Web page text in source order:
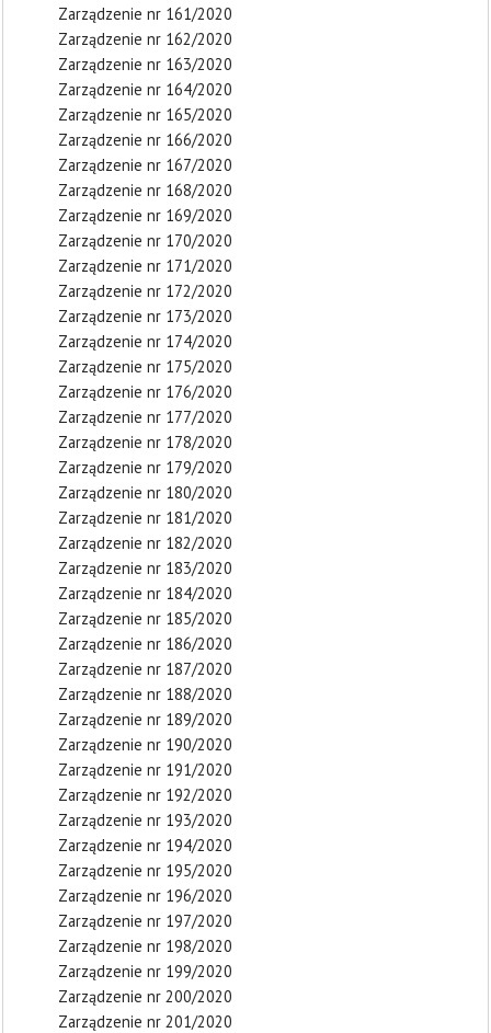
Zarządzenie nr 161/2020
Zarządzenie nr 162/2020
Zarządzenie nr 163/2020
Zarządzenie nr 164/2020
Zarządzenie nr 165/2020
Zarządzenie nr 166/2020
Zarządzenie nr 167/2020
Zarządzenie nr 168/2020
Zarządzenie nr 169/2020
Zarządzenie nr 170/2020
Zarządzenie nr 171/2020
Zarządzenie nr 172/2020
Zarządzenie nr 173/2020
Zarządzenie nr 174/2020
Zarządzenie nr 175/2020
Zarządzenie nr 176/2020
Zarządzenie nr 177/2020
Zarządzenie nr 178/2020
Zarządzenie nr 179/2020
Zarządzenie nr 180/2020
Zarządzenie nr 181/2020
Zarządzenie nr 182/2020
Zarządzenie nr 183/2020
Zarządzenie nr 184/2020
Zarządzenie nr 185/2020
Zarządzenie nr 186/2020
Zarządzenie nr 187/2020
Zarządzenie nr 188/2020
Zarządzenie nr 189/2020
Zarządzenie nr 190/2020
Zarządzenie nr 191/2020
Zarządzenie nr 192/2020
Zarządzenie nr 193/2020
Zarządzenie nr 194/2020
Zarządzenie nr 195/2020
Zarządzenie nr 196/2020
Zarządzenie nr 197/2020
Zarządzenie nr 198/2020
Zarządzenie nr 199/2020
Zarządzenie nr 200/2020
Zarządzenie nr 201/2020